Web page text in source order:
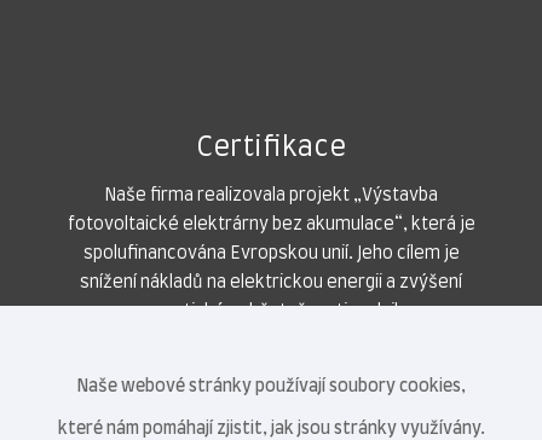
Certifikace
Naše firma realizovala projekt „Výstavba
fotovoltaické elektrárny bez akumulace“, která je
spolufinancována Evropskou unií. Jeho cílem je
snížení nákladů na elektrickou energii a zvýšení
Naše webové stránky používají soubory cookies,
které nám pomáhají zjistit, jak jsou stránky využívány.